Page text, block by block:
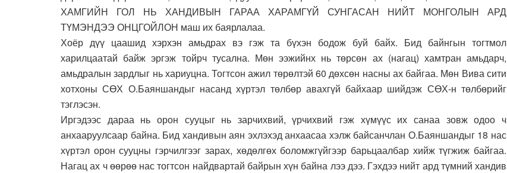
ХАМГИЙН ГОЛ НЬ ХАНДИВЫН ГАРАА ХАРАМГҮЙ СУНГАСАН НИЙТ МОНГОЛЫН АРД
ТҮМЭНДЭЭ ОНЦГОЙЛОН маш их баярлалаа.
Хоёр дүү цаашид хэрхэн амьдрах вэ гэж та бүхэн бодож буй байх. Бид байнгын тогтмол
харилцаатай байж эргэж тойрч тусална. Мөн ээжийнх нь төрсөн ах (нагац) хамтран амьдарч,
амьдралын зардлыг нь хариуцна. Тогтсон ажил төрөлтэй 60 дөхсөн насны ах байгаа. Мөн Вива сити
хотхоны СӨХ О.Баяншандыг насанд хүртэл төлбөр авахгүй байхаар шийдэж СӨХ-н төлбөрийг
тэглэсэн.
Иргэдээс дараа нь орон сууцыг нь зарчихвий, үрчихвий гэж хүмүүс их санаа зовж одоо ч
анхааруулсаар байна. Бид хандивын аян эхлэхэд анхаасаа хэлж байсанчлан О.Баяншандыг 18 нас
хүртэл орон сууцны гэрчилгээг зарах, хөдөлгөх боломжгүйгээр барьцаалбар хийж түгжиж байгаа.
Нагац ах ч өөрөө нас тогтсон найдвартай байрын хүн байна лээ дээ. Гэхдээ нийт ард түмний хандив